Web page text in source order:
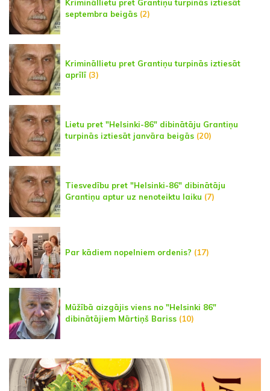
Krimināllietu pret Grantiņu turpinās iztiesāt
septembra beigās (2)
Krimināllietu pret Grantiņu turpinās iztiesāt
aprīlī (3)
Lietu pret "Helsinki-86" dibinātāju Grantiņu
turpinās iztiesāt janvāra beigās (20)
Tiesvedību pret "Helsinki-86" dibinātāju
Grantiņu aptur uz nenoteiktu laiku (7)
Par kādiem nopelniem ordenis? (17)
Mūžībā aizgājis viens no "Helsinki 86"
dibinātājiem Mārtiņš Bariss (10)